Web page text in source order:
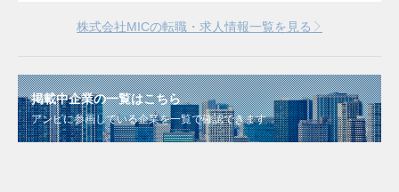
株式会社MICの転職・求人情報一覧を見る
掲載中企業の一覧はこちら
アンビに参画している企業を一覧で確認できます